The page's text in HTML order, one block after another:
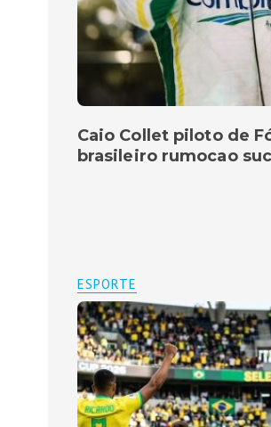
Caio Collet piloto de
brasileiro rumocao
ESPORTE